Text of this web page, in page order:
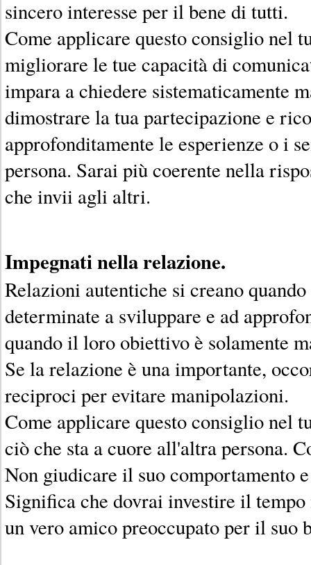
sincero interesse per il bene di tutti.
Come applicare questo consiglio nel
migliorare le tue capacità di
impara a chiedere sistematicamente
dimostrare la tua partecipazione e
approfonditamente le esperienze o i
persona. Sarai più coerente nella
che invii agli altri.
Impegnati nella relazione.
Relazioni autentiche si creano
determinate a sviluppare e ad
quando il loro obiettivo è solamente
Se la relazione è una importante,
reciproci per evitare manipolazioni.
Come applicare questo consiglio nel
ciò che sta a cuore all'altra persona.
Non giudicare il suo comportamento
Significa che dovrai investire il tempo
un vero amico preoccupato per il suo